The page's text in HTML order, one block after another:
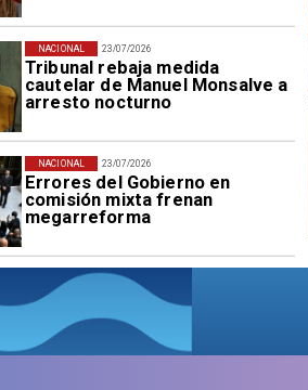
23/07/2026
Tribunal rebaja medida
cautelar de Manuel Monsalve a
arresto nocturno
NACIONAL
23/07/2026
Errores del Gobierno en
comisión mixta frenan
megarreforma
NACIONAL